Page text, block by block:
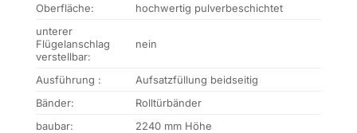
Oberfläche:
hochwertig pulverbeschichtet
unterer
Flügelanschlag
verstellbar:
nein
Ausführung :
Aufsatzfüllung beidseitig
Bänder:
Rolltürbänder
baubar:
2240 mm Höhe